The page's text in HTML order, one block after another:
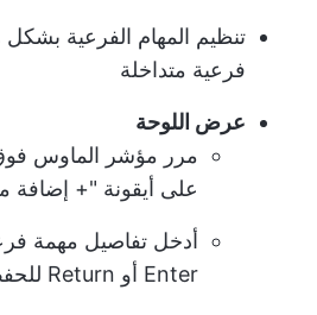
تنظيم المهام الفرعية
فرعية متداخلة
عرض اللوحة
مرر مؤشر الماوس
على أيقونة "+ إضافة
أدخل تفاصيل مهمة
Enter أو Return للحفظ